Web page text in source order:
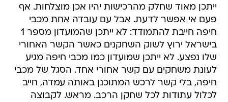
ייתכן מאוד שחלק מהרכישות יהיו אכן מוצלחות. אף
פעם אי אפשר לדעת. אבל עם עובדה אחת מכבי
חיפה חייבת להתמודד: לא ייתכן שהמועדון מספר 1
בישראל ירוץ לשוק השחקנים כאשר הקשר האחורי
שלו נפצע. לא ייתכן שמועדון כמו מכבי חיפה מגיע
לעונת משחקים עם קשר אחורי אחד. הסגל של מכבי
חיפה, בלי קשר לרכש המתוכנן באותה עמדה, חייב
לכלול עתודות לכל שחקן הרכב. מראש. לקבוצה